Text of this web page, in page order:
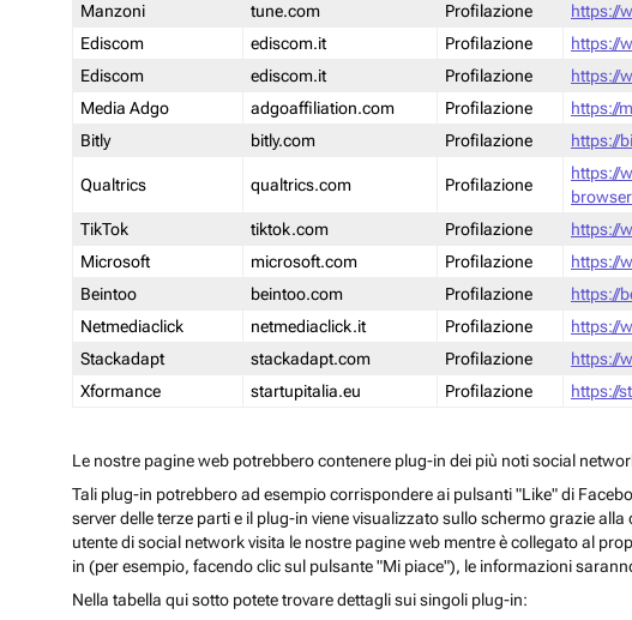
Manzoni
tune.com Profilazione
https://
Ediscom
ediscom.it Profilazione
https://
Ediscom
ediscom.it Profilazione
https://
Media Adgo
adgoaffiliation.com Profilazione
https://
Bitly
bitly.com Profilazione https://
Qualtrics qualtrics.com Profilazione
https://
TikTok
tiktok.com Profilazione
https://
Microsoft
microsoft.com Profilazione
https://
Beintoo
beintoo.com Profilazione
https://
Netmediaclick
netmediaclick.it Profilazione
https://
Stackadapt
stackadapt.com Profilazione
https://
Xformance
startupitalia.eu Profilazione https://
Le nostre pagine web potrebbero contenere plug-in dei più noti social
Tali plug-in potrebbero ad esempio corrispondere ai pulsanti "Like" di
server delle terze parti e il plug-in viene visualizzato sullo schermo grazie
utente di social network visita le nostre pagine web mentre è collegato al
in (per esempio, facendo clic sul pulsante "Mi piace"), le informazioni
Nella tabella qui sotto potete trovare dettagli sui singoli plug-in: